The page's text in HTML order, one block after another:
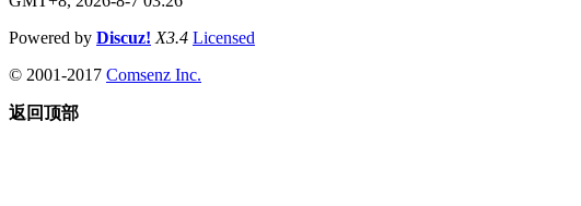
Powered by Discuz! X3.4 Licensed
© 2001-2017 Comsenz Inc.
返回顶部